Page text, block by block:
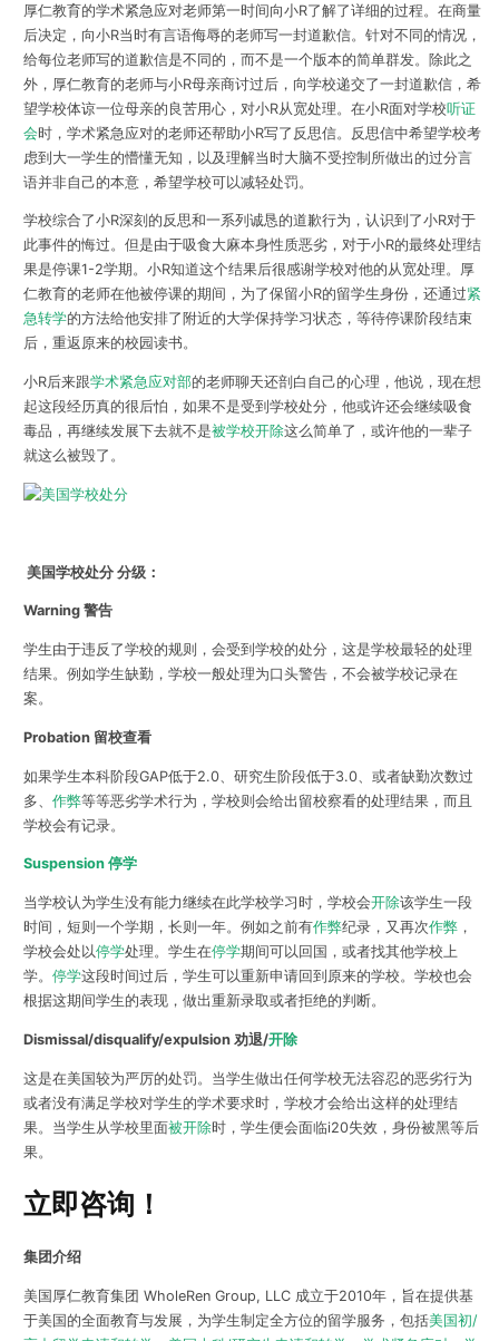
厚仁教育的学术紧急应对老师第一时间向小R了解了详细的过程。在商量
后决定，向小R当时有言语侮辱的老师写一封道歉信。针对不同的情况，
给每位老师写的道歉信是不同的，而不是一个版本的简单群发。除此之
外，厚仁教育的老师与小R母亲商讨过后，向学校递交了一封道歉信，希
望学校体谅一位母亲的良苦用心，对小R从宽处理。在小R面对学校听证
会时，学术紧急应对的老师还帮助小R写了反思信。反思信中希望学校考
虑到大一学生的懵懂无知，以及理解当时大脑不受控制所做出的过分言
语并非自己的本意，希望学校可以减轻处罚。
学校综合了小R深刻的反思和一系列诚恳的道歉行为，认识到了小R对于
此事件的悔过。但是由于吸食大麻本身性质恶劣，对于小R的最终处理结
果是停课1-2学期。小R知道这个结果后很感谢学校对他的从宽处理。厚
仁教育的老师在他被停课的期间，为了保留小R的留学生身份，还通过紧
急转学的方法给他安排了附近的大学保持学习状态，等待停课阶段结束
后，重返原来的校园读书。
小R后来跟学术紧急应对部的老师聊天还剖白自己的心理，他说，现在想
起这段经历真的很后怕，如果不是受到学校处分，他或许还会继续吸食
毒品，再继续发展下去就不是被学校开除这么简单了，或许他的一辈子
就这么被毁了。
美国学校处分 分级：
Warning 警告
学生由于违反了学校的规则，会受到学校的处分，这是学校最轻的处理
结果。例如学生缺勤，学校一般处理为口头警告，不会被学校记录在
案。
Probation 留校查看
如果学生本科阶段GAP低于2.0、研究生阶段低于3.0、或者缺勤次数过
多、 作弊等等恶劣学术行为，学校则会给出留校察看的处理结果，而且
学校会有记录。
Suspension 停学
当学校认为学生没有能力继续在此学校学习时，学校会开除该学生一段
时间，短则一个学期，长则一年。例如之前有作弊纪录，又再次作弊，
学校会处以停学处理。学生在停学期间可以回国，或者找其他学校上
学。 停学这段时间过后，学生可以重新申请回到原来的学校。学校也会
根据这期间学生的表现，做出重新录取或者拒绝的判断。
Dismissal/disqualify/expulsion 劝退/开除
这是在美国较为严厉的处罚。当学生做出任何学校无法容忍的恶劣行为
或者没有满足学校对学生的学术要求时，学校才会给出这样的处理结
果。当学生从学校里面被开除时，学生便会面临i20失效，身份被黑等后
果。
立即咨询！
集团介绍
美国厚仁教育集团 WholeRen Group, LLC 成立于2010年，旨在提供基
于美国的全面教育与发展，为学生制定全方位的留学服务，包括美国初/